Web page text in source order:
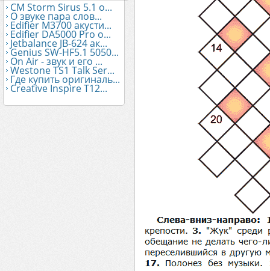
CM Storm Sirus 5.1 о...
О звуке пара слов...
Edifier М3700 акусти...
Edifier DA5000 Pro о...
Jetbalance JB-624 ак...
Genius SW-HF5.1 5050...
On Air - звук и его ...
Westone TS1 Talk Ser...
Где купить оригиналь...
Creative Inspire T12...